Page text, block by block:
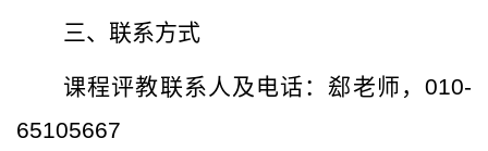
三、联系方式
课程评教联系人及电话：郄老师， 010-
65105667